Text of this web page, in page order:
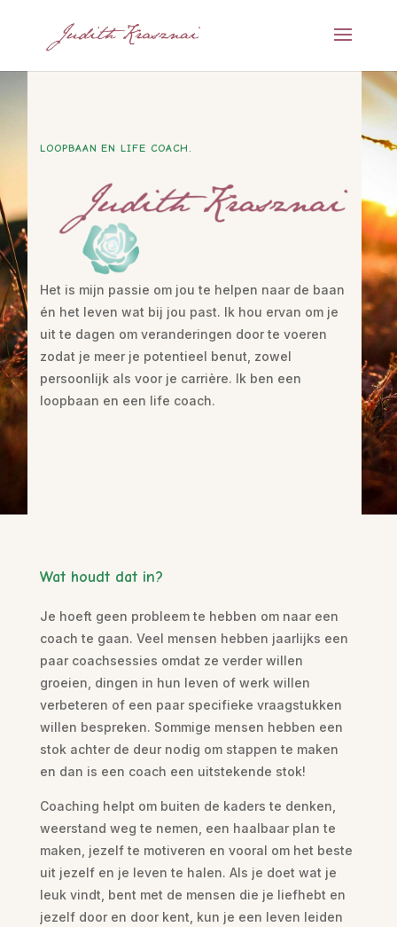
LOOPBAAN EN LIFE COACH.
Het is mijn passie om jou te helpen naar de baan
én het leven wat bij jou past. Ik hou ervan om je
uit te dagen om veranderingen door te voeren
zodat je meer je potentieel benut, zowel
persoonlijk als voor je carrière. Ik ben een
loopbaan en een life coach.
Wat houdt dat in?
Je hoeft geen probleem te hebben om naar een
coach te gaan. Veel mensen hebben jaarlijks een
paar coachsessies omdat ze verder willen
groeien, dingen in hun leven of werk willen
verbeteren of een paar specifieke vraagstukken
willen bespreken. Sommige mensen hebben een
stok achter de deur nodig om stappen te maken
en dan is een coach een uitstekende stok!
Coaching helpt om buiten de kaders te denken,
weerstand weg te nemen, een haalbaar plan te
maken, jezelf te motiveren en vooral om het beste
uit jezelf en je leven te halen. Als je doet wat je
leuk vindt, bent met de mensen die je liefhebt en
jezelf door en door kent, kun je een leven leiden